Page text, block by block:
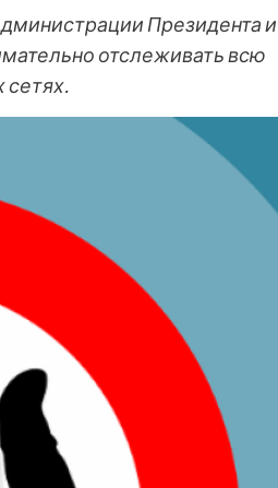
Президента и
отслеживать всю